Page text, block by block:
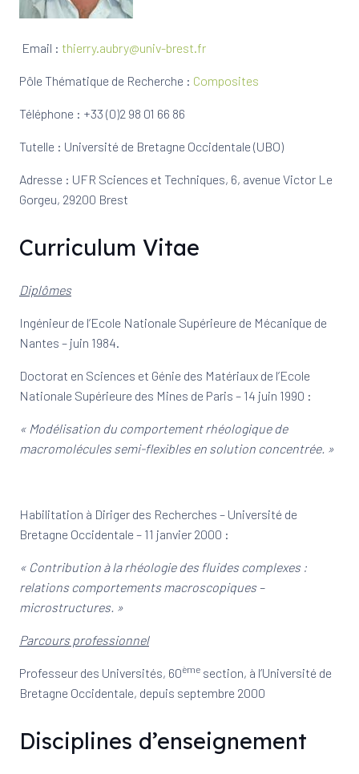
Email : thierry.aubry@univ-brest.fr
Pôle Thématique de Recherche : Composites
Téléphone : +33 (0)2 98 01 66 86
Tutelle : Université de Bretagne Occidentale (UBO)
Adresse : UFR Sciences et Techniques, 6, avenue Victor Le
Gorgeu, 29200 Brest
Curriculum Vitae
Diplômes
Ingénieur de l’Ecole Nationale Supérieure de Mécanique de
Nantes – juin 1984.
Doctorat en Sciences et Génie des Matériaux de l’Ecole
Nationale Supérieure des Mines de Paris – 14 juin 1990 :
« Modélisation du comportement rhéologique de
macromolécules semi-flexibles en solution concentrée. »
Habilitation à Diriger des Recherches – Université de
Bretagne Occidentale – 11 janvier 2000 :
« Contribution à la rhéologie des fluides complexes :
relations comportements macroscopiques –
microstructures. »
Parcours professionnel
Professeur des Universités, 60ème section, à l’Université de
Bretagne Occidentale, depuis septembre 2000
Disciplines d’enseignement